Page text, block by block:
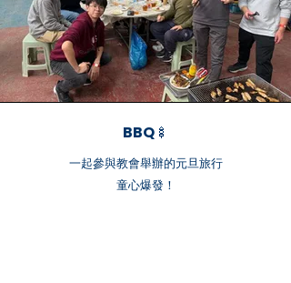
BBQ🍢
一起參與教會舉辦的元旦旅行
​童心爆發！